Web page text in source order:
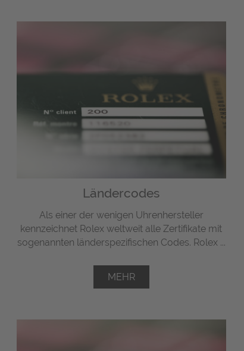
Ländercodes
Als einer der wenigen Uhrenhersteller
kennzeichnet Rolex weltweit alle Zertifikate mit
sogenannten länderspezifischen Codes. Rolex ...
MEHR